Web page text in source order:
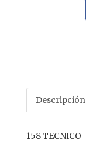
Descripción
158 TECNICO